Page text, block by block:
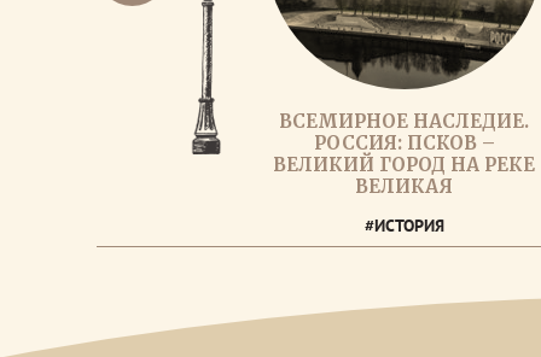
ВСЕМИРНОЕ НАСЛЕДИЕ.
РОССИЯ: ПСКОВ –
ВЕЛИКИЙ ГОРОД НА РЕКЕ
ВЕЛИКАЯ
#ИСТОРИЯ